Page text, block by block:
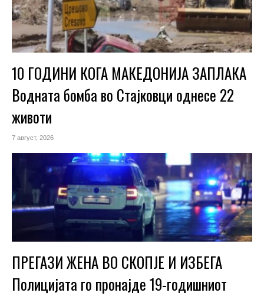
10 ГОДИНИ КОГА МАКЕДОНИЈА ЗАПЛАКА
Водната бомба во Стајковци однесе 22
животи
7 август, 2026
ПРЕГАЗИ ЖЕНА ВО СКОПЈЕ И ИЗБЕГА
Полицијата го пронајде 19-годишниот